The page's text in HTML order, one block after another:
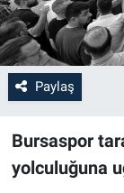
Paylaş
Bursaspor
yolculuğuna
Ekonomi
Dünya
Teknoloji
Magazin